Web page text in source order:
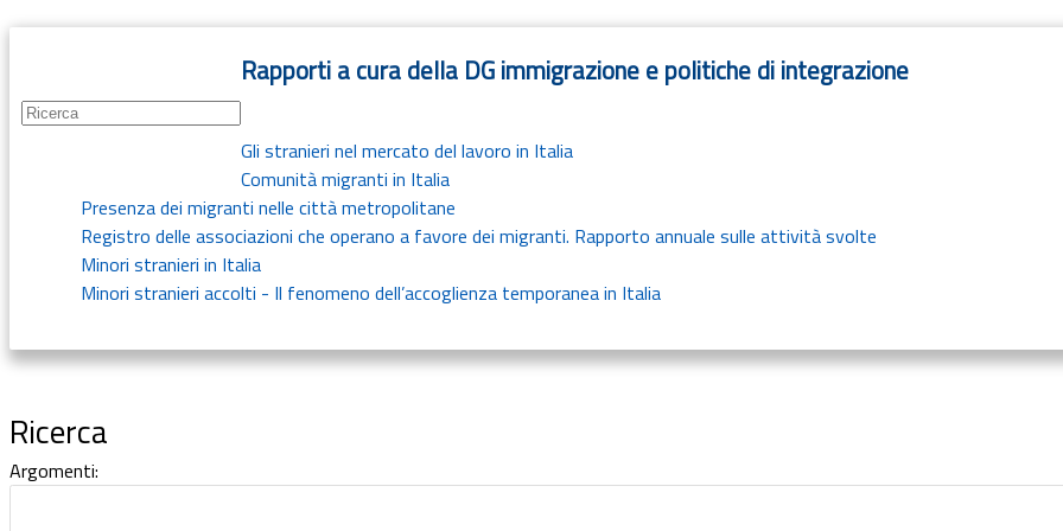
Rapporti a cura della DG immigrazione e politiche di integrazione
Gli stranieri nel mercato del lavoro in Italia
Comunità migranti in Italia
Presenza dei migranti nelle città metropolitane
Registro delle associazioni che operano a favore dei migranti. Rapporto annuale sulle attività svolte
Minori stranieri in Italia
Minori stranieri accolti - Il fenomeno dell’accoglienza temporanea in Italia
Ricerca
Argomenti: